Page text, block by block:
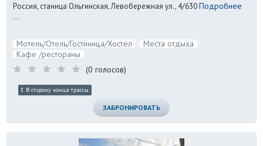
Россия, станица Ольгинская, Левобережная ул., 4/630Подробнее
...
Мотель/Отель/Гостиница/Хостел
Места отдыха
Кафе /рестораны
(0 голосов)
В сторону конца трассы
ЗАБРОНИРОВАТЬ